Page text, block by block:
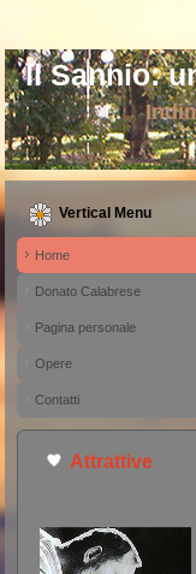
Il Sannio:
Vertical Menu
Home
Donato Calabrese
Pagina personale
Opere
Contatti
Attrattive